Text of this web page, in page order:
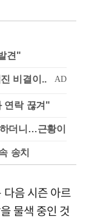
견"
연락 끊겨"
더니…근황이
송치
음 시즌 아르
물색 중인 것